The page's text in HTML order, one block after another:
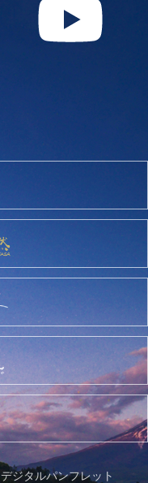
デジタルパンフレット